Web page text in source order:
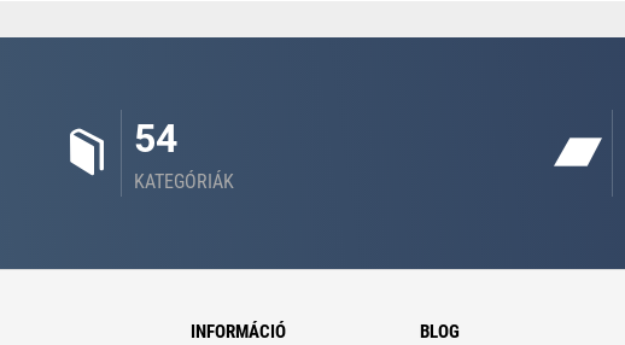
54
KATEGÓRIÁK
INFORMÁCIÓ BLOG